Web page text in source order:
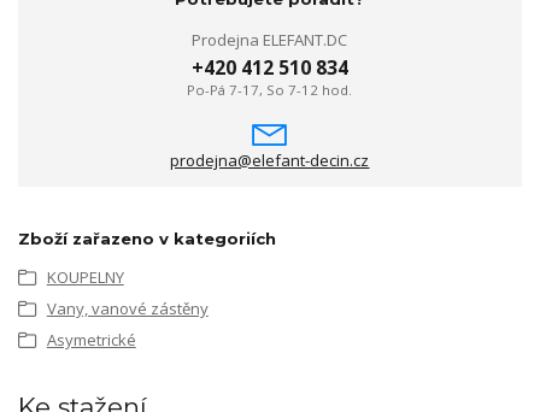
Prodejna ELEFANT.DC
+420 412 510 834
Po-Pá 7-17, So 7-12 hod.
prodejna@elefant-decin.cz
Zboží zařazeno v kategoriích
KOUPELNY
Vany, vanové zástěny
Asymetrické